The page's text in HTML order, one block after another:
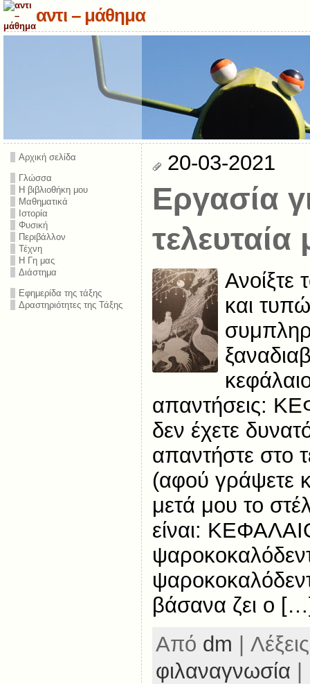
αντι – μάθημα
Αρχική σελίδα
Γλώσσα
Η βιβλιοθήκη μου
Μαθηματικά
Ιστορία
Φυσική
Περιβάλλον
Τέχνη
Η Γη μας
Διάστημα
Εφημερίδα της τάξης
Δραστηριότητες της Τάξης
20-03-2021
Εργασία
Ανοίξτε
και
απαντήσεις:
δεν έχετε
απαντήστε στο
(αφού γράψετε
μετά μου το
είναι:
βάσανα ζει ο
Από dm |
φιλαναγνωσία |